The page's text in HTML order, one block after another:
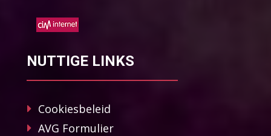
NUTTIGE LINKS
Cookiesbeleid
AVG Formulier